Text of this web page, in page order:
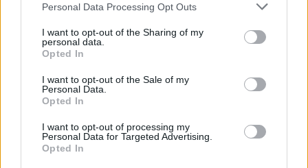
This information may also be disclosed by us to third parties
disclose it to other third parties.
Please note that this website/app uses one or more Google
services and may gather and store information including but
not limited to your visit or usage behaviour. You may click to
grant or deny consent to Google and its third-party tags to
consent section.
Personal Data Processing Opt Outs
I want to opt-out of the Sharing of my
personal data.
Opted In
I want to opt-out of the Sale of my
Personal Data.
Opted In
I want to opt-out of processing my
Personal Data for Targeted Advertising.
Opted In
FRASI